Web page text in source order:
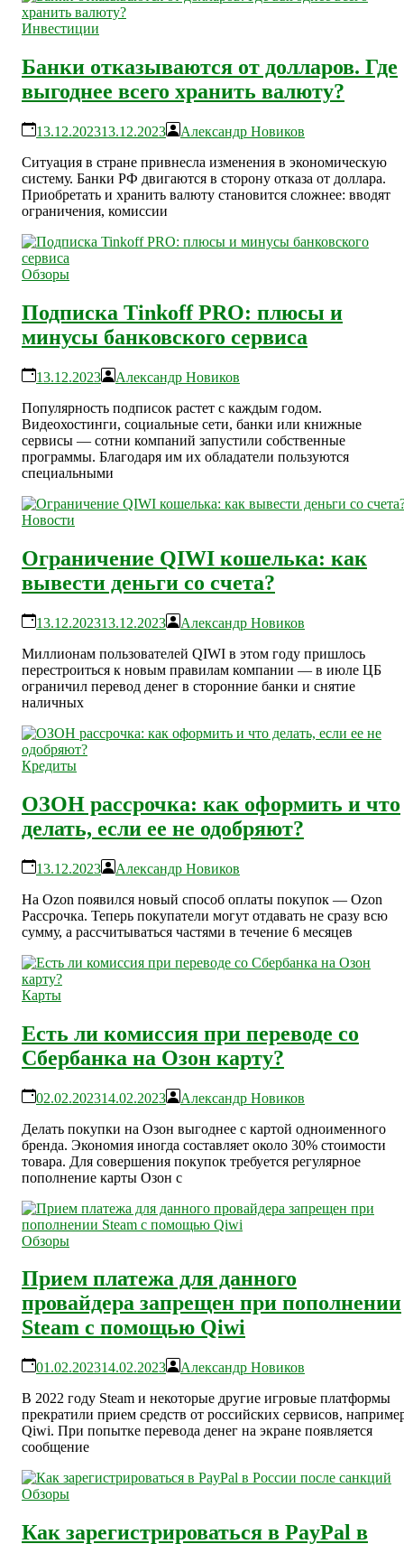
Инвестиции
Банки отказываются от долларов. Где
выгоднее всего хранить валюту?
13.12.202313.12.2023
Александр Новиков
Ситуация в стране привнесла изменения в экономическую
систему. Банки РФ двигаются в сторону отказа от доллара.
Приобретать и хранить валюту становится сложнее: вводят
ограничения, комиссии
Обзоры
Подписка Tinkoff PRO: плюсы и
минусы банковского сервиса
13.12.2023
Александр Новиков
Популярность подписок растет с каждым годом.
Видеохостинги, социальные сети, банки или книжные
сервисы — сотни компаний запустили собственные
программы. Благодаря им их обладатели пользуются
специальными
Новости
Ограничение QIWI кошелька: как
вывести деньги со счета?
13.12.202313.12.2023
Александр Новиков
Миллионам пользователей QIWI в этом году пришлось
перестроиться к новым правилам компании — в июле ЦБ
ограничил перевод денег в сторонние банки и снятие
наличных
Кредиты
ОЗОН рассрочка: как оформить и что
делать, если ее не одобряют?
13.12.2023
Александр Новиков
На Ozon появился новый способ оплаты покупок — Ozon
Рассрочка. Теперь покупатели могут отдавать не сразу всю
сумму, а рассчитываться частями в течение 6 месяцев
Карты
Есть ли комиссия при переводе со
Сбербанка на Озон карту?
02.02.202314.02.2023
Александр Новиков
Делать покупки на Озон выгоднее с картой одноименного
бренда. Экономия иногда составляет около 30% стоимости
товара. Для совершения покупок требуется регулярное
пополнение карты Озон с
Обзоры
Прием платежа для данного
провайдера запрещен при пополнении
Steam с помощью Qiwi
01.02.202314.02.2023
Александр Новиков
В 2022 году Steam и некоторые другие игровые платформы
прекратили прием средств от российских сервисов,
Qiwi. При попытке перевода денег на экране появляется
сообщение
Обзоры
Как зарегистрироваться в PayPal в